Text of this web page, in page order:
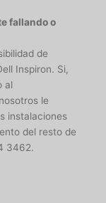
fallando o
de
Inspiron. Si,
al
le
instalaciones
del resto de
3462.